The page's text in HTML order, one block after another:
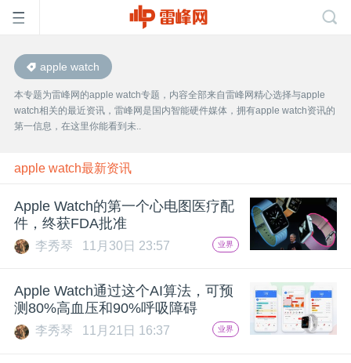
首
页
雷
峰
公
apple watch
本专题为雷峰网的apple watch专题，内容全部来自雷峰网精心选择与apple
watch相关的最近资讯，雷峰网是国内智能硬件媒体，拥有apple watch资讯的
第一信息，在这里你能看到未..
apple watch最新资讯
Apple Watch的第一个心电图医疗配
件，终获FDA批准
李秀琴 11月30日 23:57 业界
Apple Watch通过这个AI算法，可预
测80%高血压和90%呼吸障碍
李秀琴 11月21日 16:37 业界